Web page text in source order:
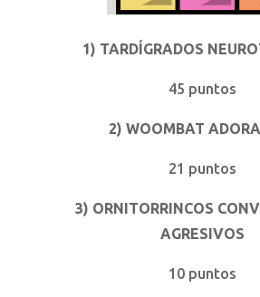
1) TARDÍGRADOS
45 puntos
2) WOOMBAT
21 puntos
3) ORNITORRINCOS
AGRESIVOS
10 puntos